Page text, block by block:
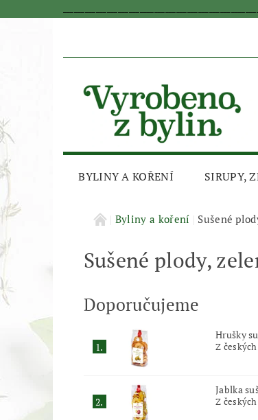
BYLINY A KOŘENÍ SIRUPY,
AKČNÍ SLEVAByliny a koření Sušené
Sušené plody,
Doporučujeme
1.
Hrušky
Z
2.
Jablka
Z